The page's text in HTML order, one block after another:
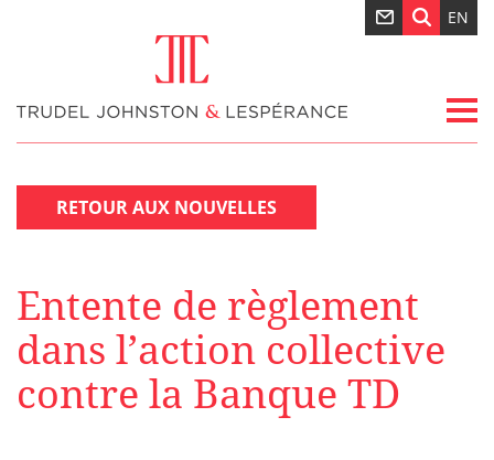
EN
RETOUR AUX NOUVELLES
Entente de règlement
dans l’action collective
contre la Banque TD